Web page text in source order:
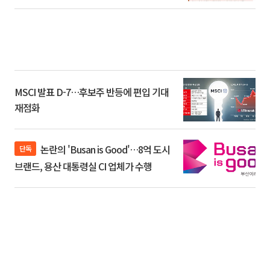
MSCI 발표 D-7…후보주 반등에 편입 기대
재점화
단독
브랜드, 용산 대통령실 CI 업체가 수행